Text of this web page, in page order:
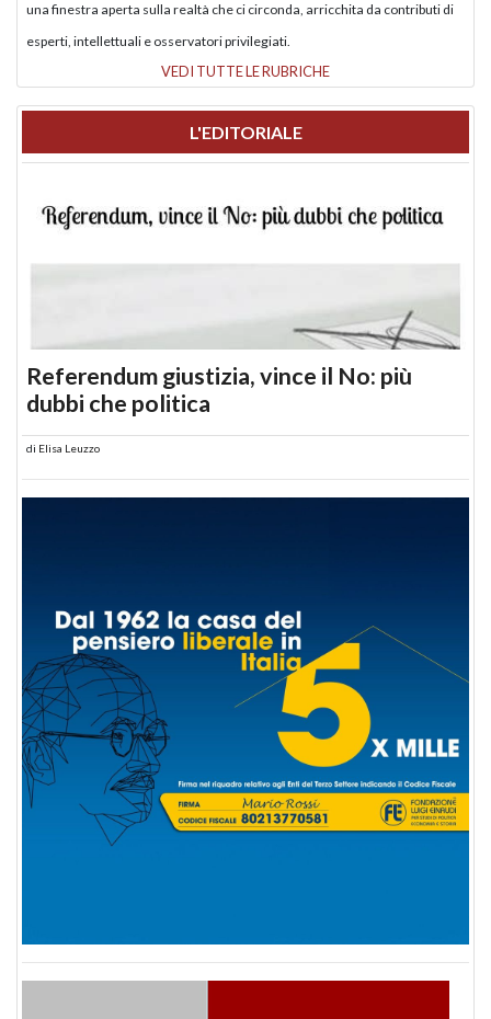
una finestra aperta sulla realtà che ci circonda, arricchita da contributi di
esperti, intellettuali e osservatori privilegiati.
VEDI TUTTE LE RUBRICHE
L'EDITORIALE
Referendum giustizia, vince il No: più
dubbi che politica
di Elisa Leuzzo